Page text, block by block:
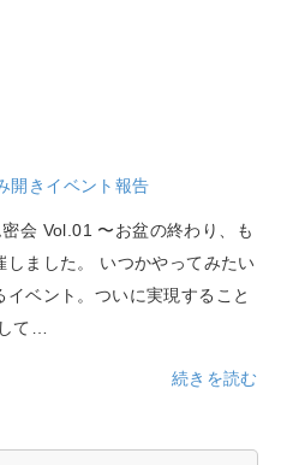
開きイベント報告
会 Vol.01 〜お盆の終わり、も
しました。 いつかやってみたい
ベント。ついに実現すること
て…
続きを読む